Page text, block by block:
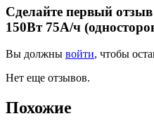
Сделайте первый
150Вт 75А/ч
Вы должны войти, чтобы
Нет еще отзывов.
Похожие